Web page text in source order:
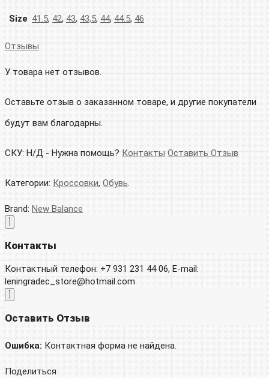
Size 41.5, 42, 43, 43,5, 44, 44.5, 46
Отзывы
У товара нет отзывов.
Оставьте отзыв о заказанном товаре, и другие покупатели
будут вам благодарны.
СКУ: Н/Д - Нужна помощь? Контакты Оставить Отзыв
Категории: Кроссовки, Обувь.
Brand: New Balance
Контакты
Контактный телефон: +7 931 231 44 06, E-mail:
leningradec_store@hotmail.com
Оставить Отзыв
Ошибка: Контактная форма не найдена.
Поделиться